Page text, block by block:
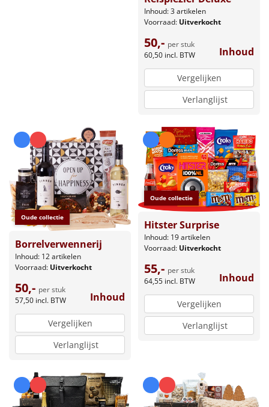
Inhoud: 3 artikelen
Voorraad: Uitverkocht
50,- per stuk
60,50 incl. BTW Inhoud
Vergelijken
Verlanglijst
Oude collectie
Borrelverwennerij
Inhoud: 12 artikelen
Voorraad: Uitverkocht
50,- per stuk
57,50 incl. BTW Inhoud
Vergelijken
Verlanglijst
Oude collectie
Hitster Surprise
Inhoud: 19 artikelen
Voorraad: Uitverkocht
55,- per stuk
64,55 incl. BTW Inhoud
Vergelijken
Verlanglijst